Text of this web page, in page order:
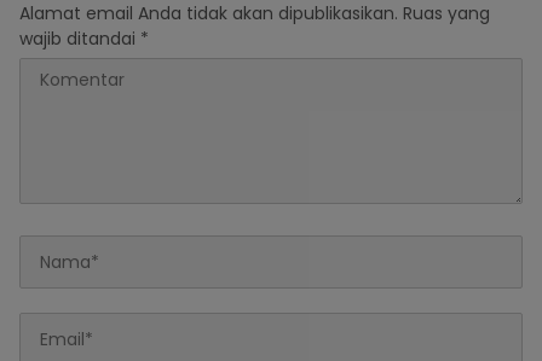
Alamat email Anda tidak akan dipublikasikan. Ruas yang
wajib ditandai *